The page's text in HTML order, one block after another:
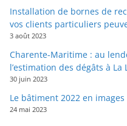
Installation de bornes de
vos clients particuliers
3 août 2023
Charente-Maritime : au
l’estimation des dégâts à La
30 juin 2023
Le bâtiment 2022 en images
24 mai 2023